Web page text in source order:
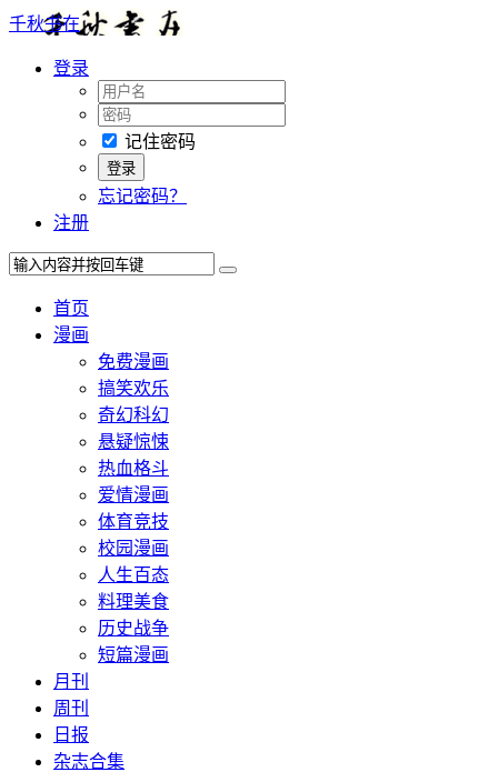
千秋书在
登录
记住密码
忘记密码？
注册
首页
漫画
免费漫画
搞笑欢乐
奇幻科幻
悬疑惊悚
热血格斗
爱情漫画
体育竞技
校园漫画
人生百态
料理美食
历史战争
短篇漫画
月刊
周刊
日报
杂志合集